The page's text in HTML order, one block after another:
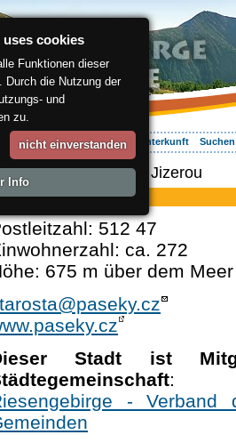
Entspannung Ihr Urlaub Unterkunft
> Paseky nad Jizerou
nad Jizerou
512 47
ca. 272
675 m über dem Meer
Stadt ist
:
- Verband
cookies
Funktionen dieser
Durch die Nutzung der
und
zu.
nicht einverstanden
Info